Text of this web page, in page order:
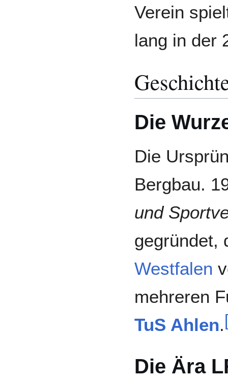
Verein
lang in der
Die
Die
Bergbau.
und
gegründet,
Westfalen
mehreren
TuS Ahlen.
Die Ära